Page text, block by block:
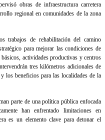
obras de infraestructura carretera
regional en comunidades de la zona
trabajos de rehabilitación del camino
para mejorar las condiciones de
actividades productivas y centros
tres kilómetros adicionales de
los beneficios para las localidades de la
parte de una política pública enfocada
han enfrentado limitaciones en
es un elemento clave para detonar el